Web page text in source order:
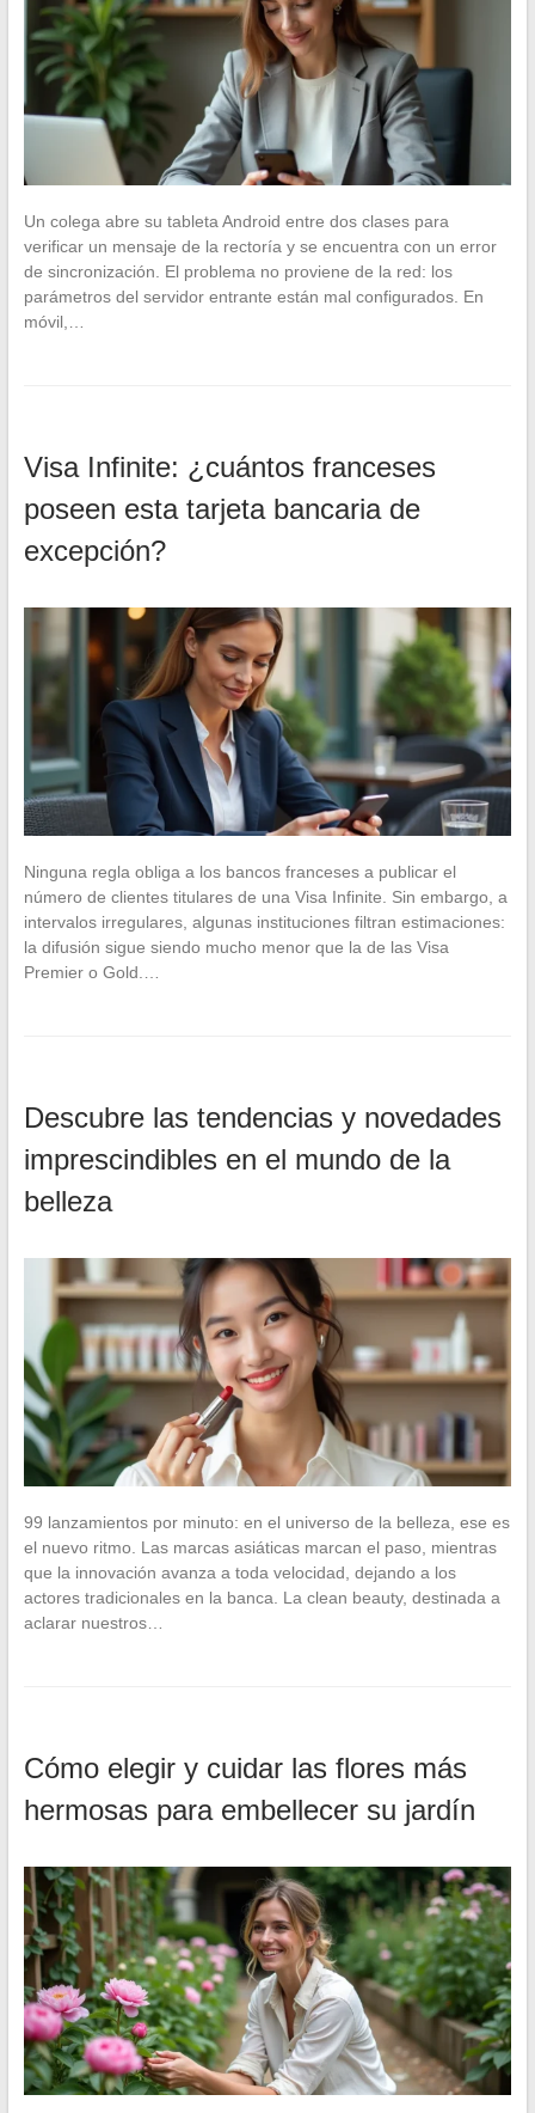
Un colega abre su tableta Android entre dos clases para
verificar un mensaje de la rectoría y se encuentra con un error
de sincronización. El problema no proviene de la red: los
parámetros del servidor entrante están mal configurados. En
móvil,…
Visa Infinite: ¿cuántos franceses
poseen esta tarjeta bancaria de
excepción?
Ninguna regla obliga a los bancos franceses a publicar el
número de clientes titulares de una Visa Infinite. Sin embargo, a
intervalos irregulares, algunas instituciones filtran estimaciones:
la difusión sigue siendo mucho menor que la de las Visa
Premier o Gold.…
Descubre las tendencias y novedades
imprescindibles en el mundo de la
belleza
99 lanzamientos por minuto: en el universo de la belleza, ese es
el nuevo ritmo. Las marcas asiáticas marcan el paso, mientras
que la innovación avanza a toda velocidad, dejando a los
actores tradicionales en la banca. La clean beauty, destinada a
aclarar nuestros…
Cómo elegir y cuidar las flores más
hermosas para embellecer su jardín